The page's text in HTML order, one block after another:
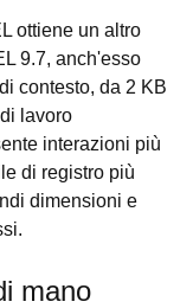
ottiene un altro
9.7, anch'esso
contesto, da 2 KB
lavoro
interazioni più
di registro più
dimensioni e
mano